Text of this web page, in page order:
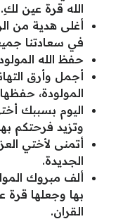
الله قرة عين لكِ.
أغلى هدية من
في سعادتنا
حفظ الله
أجمل وأرق
المولودة،
اليوم بسببك
وتزيد فرحتكم
أتمنى لأختي
الجديدة.
ألف مبروك
بها وجعلها قرة
القران.